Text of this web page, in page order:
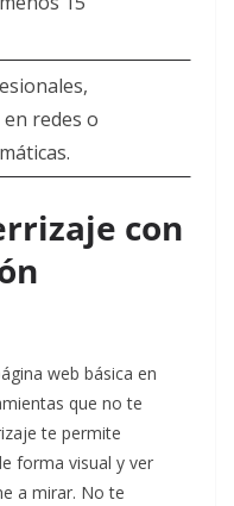
redes o
con
web básica en
que no te
te permite
forma visual y ver
a mirar. No te